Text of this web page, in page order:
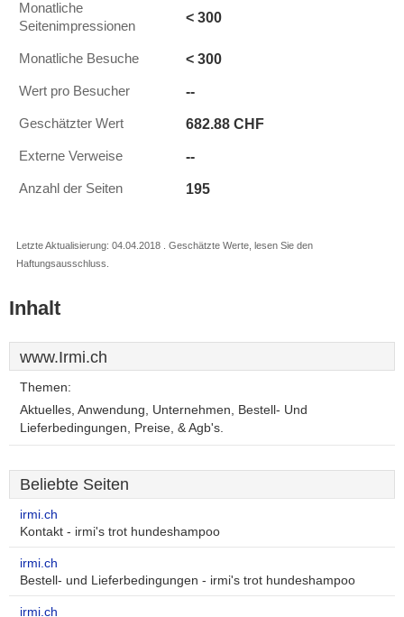
Monatliche
Seitenimpressionen
< 300
Monatliche Besuche < 300
Wert pro Besucher --
Geschätzter Wert 682.88 CHF
Externe Verweise --
Anzahl der Seiten 195
Letzte Aktualisierung: 04.04.2018 . Geschätzte Werte, lesen Sie den
Haftungsausschluss.
Inhalt
www.Irmi.ch
Themen:
Aktuelles, Anwendung, Unternehmen, Bestell- Und
Lieferbedingungen, Preise, & Agb's.
Beliebte Seiten
irmi.ch
Kontakt - irmi's trot hundeshampoo
irmi.ch
Bestell- und Lieferbedingungen - irmi's trot hundeshampoo
irmi.ch